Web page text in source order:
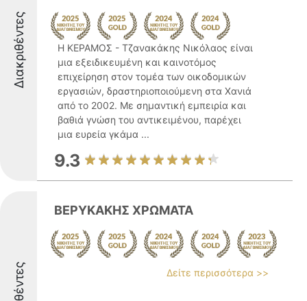
Διακριθέντες
Η ΚΕΡΑΜΟΣ - Τζανακάκης Νικόλαος είναι
μια εξειδικευμένη και καινοτόμος
επιχείρηση στον τομέα των οικοδομικών
εργασιών, δραστηριοποιούμενη στα Χανιά
από το 2002. Με σημαντική εμπειρία και
βαθιά γνώση του αντικειμένου, παρέχει
μια ευρεία γκάμα ...
9.3
ΒΕΡΥΚΑΚΗΣ ΧΡΩΜΑΤΑ
Δείτε περισσότερα >>